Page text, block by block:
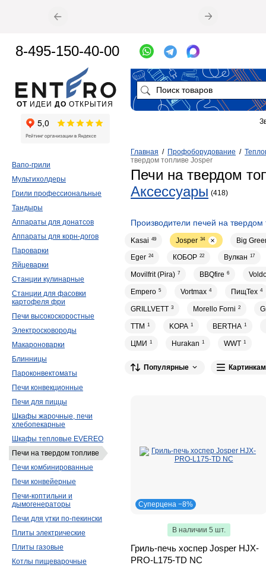
Главная / Профоборудование /
твердом топливе Josper
Печи на твердом
Аксессуары (418)
Производители печей на твердом
Kasai 49 Josper 34 Big
Eger 24 КОБОР 22 Вулкан 17
Movilfrit (Pira) 7 BBQfire 6
Empero 5 Vortmax 4 ПищТех 4
GRILLVETT 3 Morello Forni 2
ТТМ 1 KOPA 1 BERTHA 1
ЦМИ 1 Hurakan 1 WWT 1
Популярные
Суперцена −8%
В наличии 5 шт.
Гриль-печь хоспер Josper HJX-
PRO-L175-TD NC
Вапо-грили
Мультихолдеры
Грили профессиональные
Тандыры
Аппараты для донатсов
Аппараты для корн-догов
Пароварки
Яйцеварки
Станции кулинарные
Станции для фасовки
картофеля фри
Печи высокоскоростные
Электросковороды
Макароноварки
Блинницы
Пароконвектоматы
Печи конвекционные
Печи для пиццы
Шкафы жарочные, печи
хлебопекарные
Шкафы тепловые EVEREO
Печи на твердом топливе
Печи комбинированные
Печи конвейерные
Печи-коптильни и
дымогенераторы
Печи для утки по-пекински
Плиты электрические
Плиты газовые
Котлы пищеварочные
ОТ ИДЕИ ДО ОТКРЫТИЯ
8-495-150-40-00